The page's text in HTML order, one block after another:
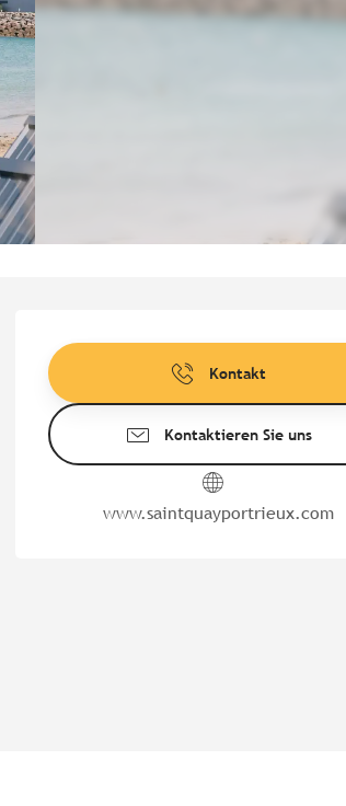
Öffnungszeiten
Kontakt
Kontaktieren Sie uns
www.saintquayportrieux.com